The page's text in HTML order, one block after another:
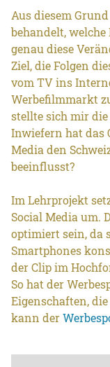
Aus diesem
behandelt,
genau diese
Ziel, die Folgen
vom TV ins
Werbefilmmarkt
stellte sich mir die
Inwiefern hat das
Media den
beeinflusst?
Im Lehrprojekt
Social Media um.
optimiert sein, da
Smartphones
der Clip im
So hat der
Eigenschaften,
kann der